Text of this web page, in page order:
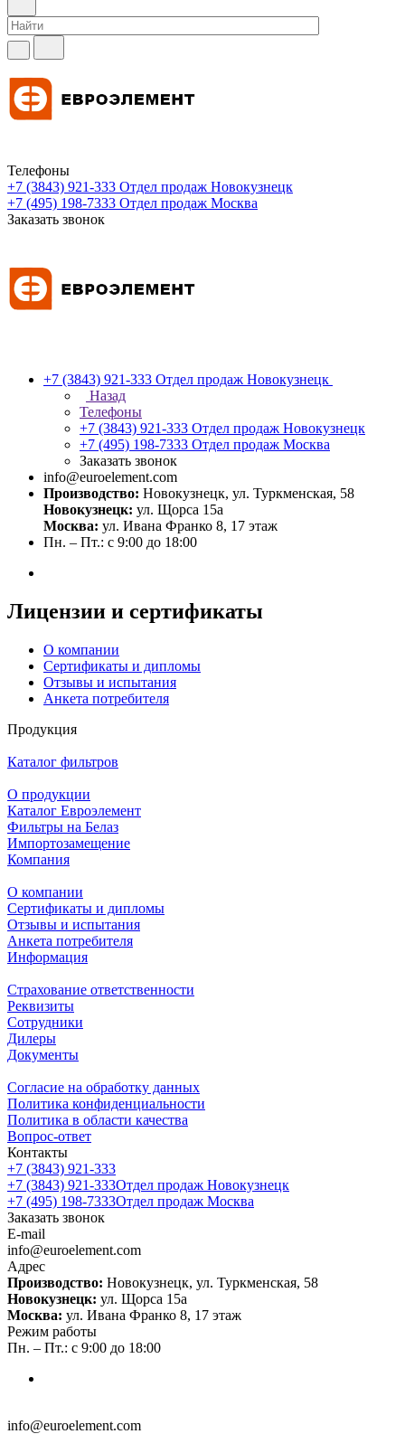
Телефоны
+7 (3843) 921-333 Отдел продаж Новокузнецк
+7 (495) 198-7333 Отдел продаж Москва
Заказать звонок
+7 (3843) 921-333 Отдел продаж Новокузнецк
Назад
Телефоны
+7 (3843) 921-333 Отдел продаж Новокузнецк
+7 (495) 198-7333 Отдел продаж Москва
Заказать звонок
info@euroelement.com
Производство: Новокузнецк, ул. Туркменская, 58
Новокузнецк: ул. Щорса 15а
Москва: ул. Ивана Франко 8, 17 этаж
Пн. – Пт.: с 9:00 до 18:00
Лицензии и сертификаты
О компании
Сертификаты и дипломы
Отзывы и испытания
Анкета потребителя
Продукция
Каталог фильтров
О продукции
Каталог Евроэлемент
Фильтры на Белаз
Импортозамещение
Компания
О компании
Сертификаты и дипломы
Отзывы и испытания
Анкета потребителя
Информация
Страхование ответственности
Реквизиты
Сотрудники
Дилеры
Документы
Согласие на обработку данных
Политика конфиденциальности
Политика в области качества
Вопрос-ответ
Контакты
+7 (3843) 921-333
+7 (3843) 921-333Отдел продаж Новокузнецк
+7 (495) 198-7333Отдел продаж Москва
Заказать звонок
E-mail
info@euroelement.com
Адрес
Производство: Новокузнецк, ул. Туркменская, 58
Новокузнецк: ул. Щорса 15а
Москва: ул. Ивана Франко 8, 17 этаж
Режим работы
Пн. – Пт.: с 9:00 до 18:00
info@euroelement.com